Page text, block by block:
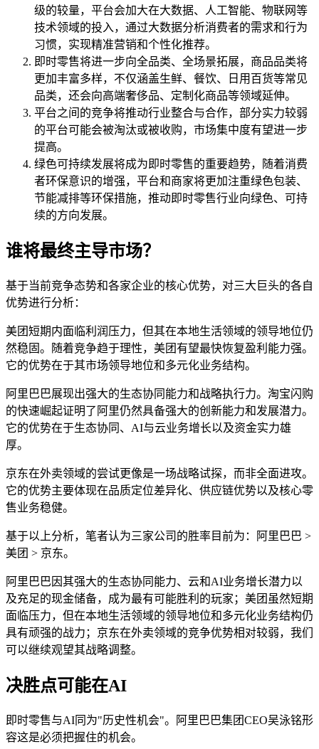
级的较量，平台会加大在大数据、人工智能、物联网等
技术领域的投入，通过大数据分析消费者的需求和行为
习惯，实现精准营销和个性化推荐。
即时零售将进一步向全品类、全场景拓展，商品品类将
更加丰富多样，不仅涵盖生鲜、餐饮、日用百货等常见
品类，还会向高端奢侈品、定制化商品等领域延伸。
平台之间的竞争将推动行业整合与合作，部分实力较弱
的平台可能会被淘汰或被收购，市场集中度有望进一步
提高。
绿色可持续发展将成为即时零售的重要趋势，随着消费
者环保意识的增强，平台和商家将更加注重绿色包装、
节能减排等环保措施，推动即时零售行业向绿色、可持
续的方向发展。
谁将最终主导市场？
基于当前竞争态势和各家企业的核心优势，对三大巨头的各自
优势进行分析：
美团短期内面临利润压力，但其在本地生活领域的领导地位仍
然稳固。随着竞争趋于理性，美团有望最快恢复盈利能力强。
它的优势在于其市场领导地位和多元化业务结构。
阿里巴巴展现出强大的生态协同能力和战略执行力。淘宝闪购
的快速崛起证明了阿里仍然具备强大的创新能力和发展潜力。
它的优势在于生态协同、AI与云业务增长以及资金实力雄
厚。
京东在外卖领域的尝试更像是一场战略试探，而非全面进攻。
它的优势主要体现在品质定位差异化、供应链优势以及核心零
售业务稳健。
基于以上分析，笔者认为三家公司的胜率目前为：阿里巴巴 >
美团 > 京东。
阿里巴巴因其强大的生态协同能力、云和AI业务增长潜力以
及充足的现金储备，成为最有可能胜利的玩家；美团虽然短期
面临压力，但在本地生活领域的领导地位和多元化业务结构仍
具有顽强的战力；京东在外卖领域的竞争优势相对较弱，我们
可以继续观望其战略调整。
决胜点可能在AI
即时零售与AI同为"历史性机会"。阿里巴巴集团CEO吴泳铭形
容这是必须把握住的机会。